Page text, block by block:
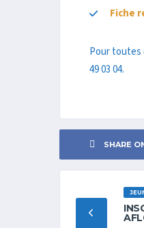
Fiche
Pour toutes
49 03 04.
SHARE